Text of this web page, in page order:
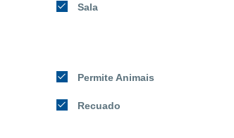
Sala
Permite Animais
Recuado